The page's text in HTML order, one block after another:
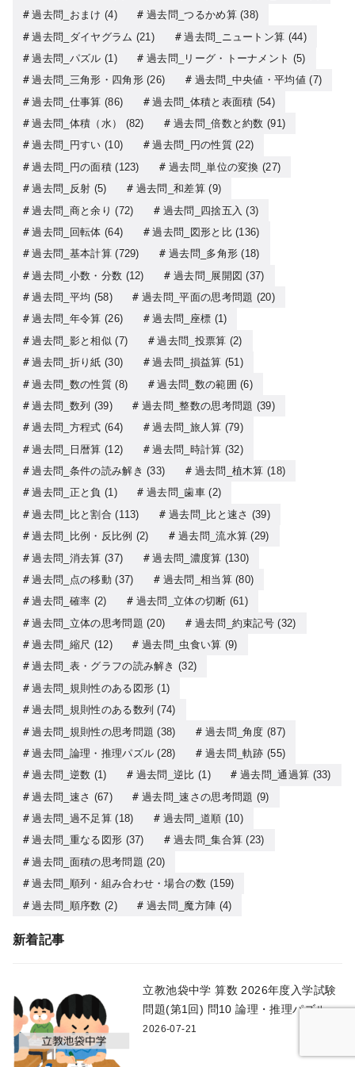
過去問_おまけ (4) 過去問_つるかめ算(38)
過去問_ダイヤグラム (21) 過去問_ニュートン算 (44)
過去問_パズル (1) 過去問_リーグ・トーナメント (5)
過去問_三角形・四角形(26) 過去問_中央値・平均値 (7)
過去問_仕事算 (86) 過去問_体積と表面積 (54)
過去問_体積（水）
(82) 過去問_倍数と約数 (91)
過去問_円すい (10) 過去問_円の性質(22)
過去問_円の面積(123) 過去問_単位の変換 (27)
過去問_反射 (5) 過去問_和差算(9)
過去問_商と余り (72) 過去問_四捨五入 (3)
過去問_回転体 (64) 過去問_図形と比(136)
過去問_基本計算(729) 過去問_多角形 (18)
過去問_小数・分数 (12) 過去問_展開図 (37)
過去問_平均 (58) 過去問_平面の思考問題 (20)
過去問_年令算 (26) 過去問_座標 (1)
過去問_影と相似 (7) 過去問_投票算 (2)
過去問_折り紙 (30) 過去問_損益算 (51)
過去問_数の性質(8) 過去問_数の範囲 (6)
過去問_数列 (39) 過去問_整数の思考問題 (39)
過去問_方程式 (64) 過去問_旅人算 (79)
過去問_日暦算 (12) 過去問_時計算 (32)
過去問_条件の読み解き (33) 過去問_植木算 (18)
過去問_正と負 (1) 過去問_歯車(2)
過去問_比と割合(113) 過去問_比と速さ (39)
過去問_比例・反比例 (2) 過去問_流水算 (29)
過去問_消去算 (37) 過去問_濃度算 (130)
過去問_点の移動(37) 過去問_相当算(80)
過去問_確率 (2) 過去問_立体の切断 (61)
過去問_立体の思考問題 (20) 過去問_約束記号 (32)
過去問_縮尺 (12) 過去問_虫食い算 (9)
過去問_表・グラフの読み解き (32)
過去問_規則性のある図形 (1)
過去問_規則性のある数列 (74)
過去問_規則性の思考問題 (38) 過去問_角度 (87)
過去問_論理・推理パズル (28) 過去問_軌跡 (55)
過去問_逆数 (1) 過去問_逆比 (1) 過去問_通過算 (33)
過去問_速さ (67) 過去問_速さの思考問題 (9)
過去問_過不足算(18) 過去問_道順 (10)
過去問_重なる図形 (37) 過去問_集合算 (23)
過去問_面積の思考問題 (20)
過去問_順列・組み合わせ・場合の数 (159)
過去問_順序数 (2) 過去問_魔方陣 (4)
新着記事
立教池袋中学 算数 2026年度入学試験
問題(第1回) 問10 論理・推理パズル
2026-07-21